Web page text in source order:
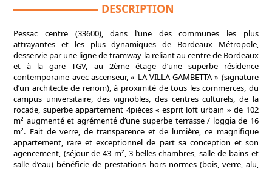
DESCRIPTION
Pessac centre (33600), dans l’une des communes les plus
attrayantes et les plus dynamiques de Bordeaux Métropole,
desservie par une ligne de tramway la reliant au centre de Bordeaux
et à la gare TGV, au 2ème étage d’une superbe résidence
contemporaine avec ascenseur, « LA VILLA GAMBETTA » (signature
d’un architecte de renom), à proximité de tous les commerces, du
campus universitaire, des vignobles, des centres culturels, de la
rocade, superbe appartement 4pièces « esprit loft urbain » de 102
m² augmenté et agrémenté d’une superbe terrasse / loggia de 16
m². Fait de verre, de transparence et de lumière, ce magnifique
appartement, rare et exceptionnel de part sa conception et son
agencement, (séjour de 43 m², 3 belles chambres, salle de bains et
salle d’eau) bénéficie de prestations hors normes (bois, verre, alu,